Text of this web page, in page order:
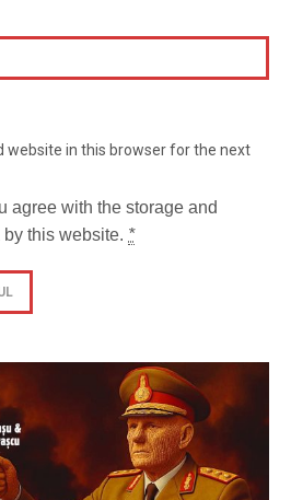
website in this browser for the next
agree with the storage and
this website. *